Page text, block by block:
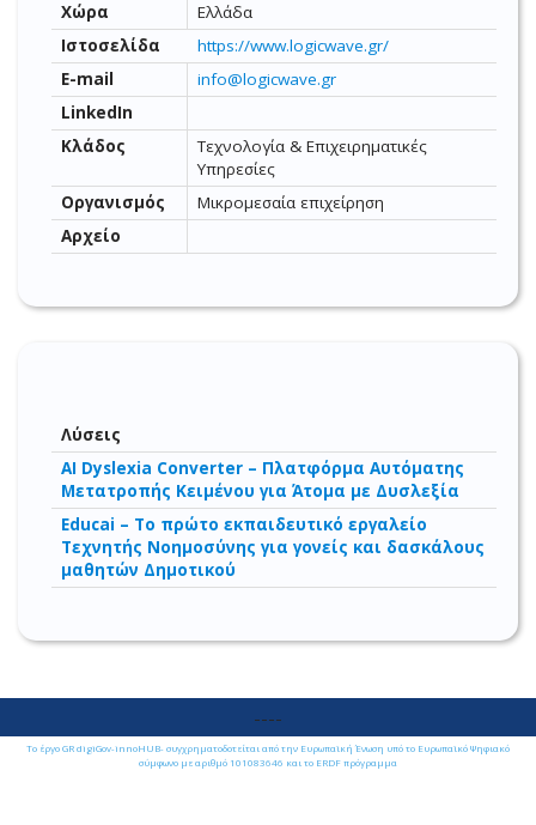
Χώρα
Ελλάδα
Ιστοσελίδα
https://www.logicwave.gr/
E-mail
info@logicwave.gr
LinkedIn
Κλάδος
Τεχνολογία & Επιχειρηματικές
Υπηρεσίες
Οργανισμός
Μικρομεσαία επιχείρηση
Αρχείο
Λύσεις
AI Dyslexia Converter – Πλατφόρμα Αυτόματης
Μετατροπής Κειμένου για Άτομα με Δυσλεξία
Educai – Το πρώτο εκπαιδευτικό εργαλείο
Τεχνητής Νοημοσύνης για γονείς και δασκάλους
μαθητών Δημοτικού
----
Το έργο GR digiGov-innoHUB- συγχρηματοδοτείται από την Ευρωπαϊκή Ένωση υπό το Ευρωπαϊκό Ψηφιακό
σύμφωνο με αριθμό 101083646 και το ERDF πρόγραμμα